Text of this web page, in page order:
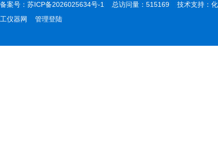
备案号： 苏ICP备2026025634号-1 总访问量：515169 技术支持： 化
工仪器网
管理登陆